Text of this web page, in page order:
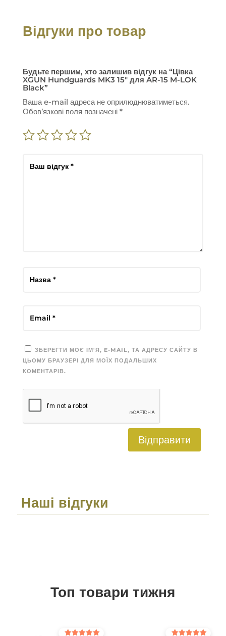
Відгуки про товар
Будьте першим, хто залишив відгук на “Цівка
XGUN Hundguards MK3 15″ для AR-15 M-LOK
Black”
Ваша e-mail адреса не оприлюднюватиметься.
Обов’язкові поля позначені *
ЗБЕРЕГТИ МОЄ ІМ'Я, E-MAIL, ТА АДРЕСУ САЙТУ В
ЦЬОМУ БРАУЗЕРІ ДЛЯ МОЇХ ПОДАЛЬШИХ
КОМЕНТАРІВ.
Відправити
Наші відгуки
Топ товари тижня